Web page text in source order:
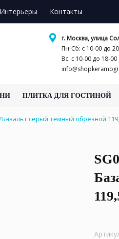
Интерьеры Контакты
г. Москва, улица
Пн-Сб: с 10-00 до
Вс: с 10-00 до 18-00
ПЛИТКА ДЛЯ ГОСТИНОЙ
серый темный обрезной